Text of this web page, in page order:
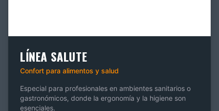
LÍNEA SALUTE
Confort para alimentos y salud
Especial para profesionales en ambientes sanitarios o
gastronómicos, donde la ergonomía y la higiene son
esenciales.